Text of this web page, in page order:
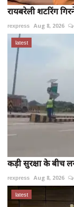
रायबरेली शटरिंग
rexpress Aug 8, 2026
latest
कड़ी सुरक्षा के बीच
rexpress Aug 8, 2026
latest